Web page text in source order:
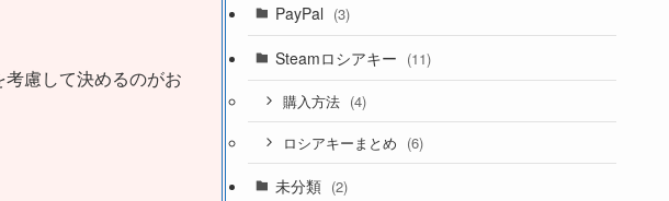
慮して決めるのがお
PayPal (3)
Steamロシアキー (11)
購入方法 (4)
ロシアキーまとめ (6)
未分類 (2)